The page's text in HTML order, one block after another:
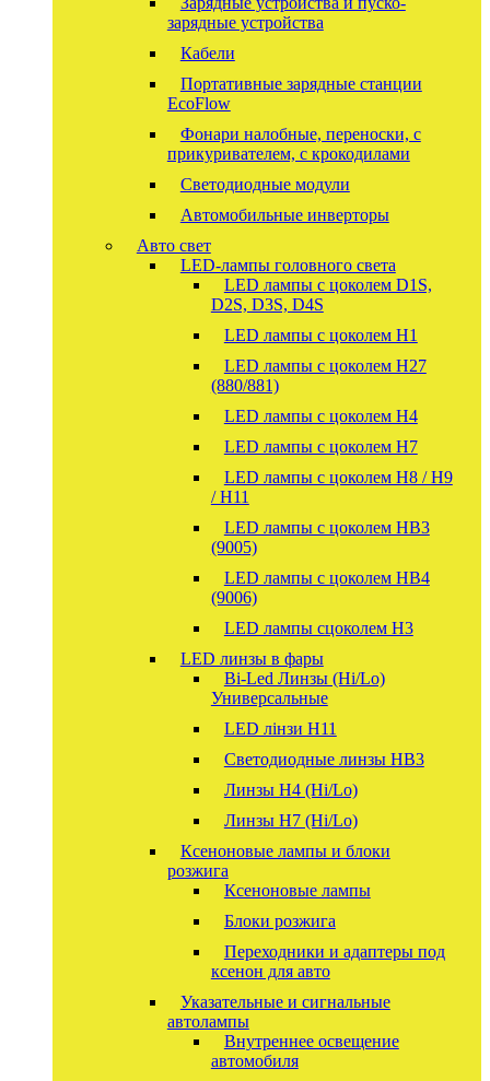
зарядные устройства
Кабели
Портативные зарядные станции
EcoFlow
Фонари налобные, переноски, с
прикуривателем, с крокодилами
Светодиодные модули
Автомобильные инверторы
Авто свет
LED-лампы головного света
LED лампы с цоколем D1S,
D2S, D3S, D4S
LED лампы с цоколем H1
LED лампы с цоколем H27
(880/881)
LED лампы с цоколем H4
LED лампы с цоколем H7
LED лампы с цоколем H8 / H9
/ H11
LED лампы с цоколем HB3
(9005)
LED лампы с цоколем HB4
(9006)
LED лампы сцоколем H3
LED линзы в фары
Bi-Led Линзы (Hi/Lo)
Универсальные
LED лінзи H11
Светодиодные линзы HB3
Линзы Н4 (Hi/Lo)
Линзы Н7 (Hi/Lo)
Ксеноновые лампы и блоки
розжига
Ксеноновые лампы
Блоки розжига
Переходники и адаптеры под
ксенон для авто
Указательные и сигнальные
автолампы
Внутреннее освещение
автомобиля